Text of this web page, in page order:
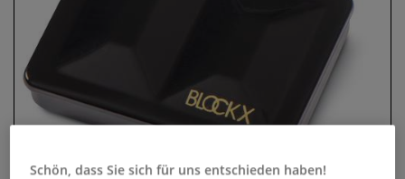
Schön, dass Sie sich für uns entschieden haben!